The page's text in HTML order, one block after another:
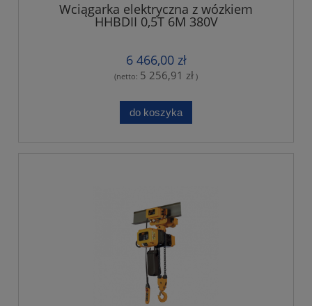
Wciągarka elektryczna z wózkiem
HHBDII 0,5T 6M 380V
6 466,00 zł
(netto: 5 256,91 zł )
do koszyka